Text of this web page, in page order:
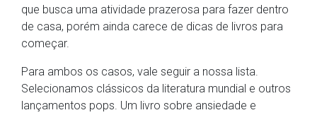
que busca uma atividade prazerosa para fazer dentro
de casa, porém ainda carece de dicas de livros para
começar.
Para ambos os casos, vale seguir a nossa lista.
Selecionamos clássicos da literatura mundial e outros
lançamentos pops. Um livro sobre ansiedade e